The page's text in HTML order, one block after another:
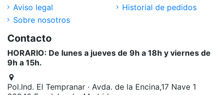
Aviso legal
Sobre nosotros
Historial de pedidos
Contacto
HORARIO: De lunes a jueves de 9h a 18h y viernes de
9h a 15h.
Pol.Ind. El Tempranar · Avda. de la Encina,17 Nave 1